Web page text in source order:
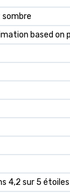
sombre
based
4,2 sur 5 étoiles